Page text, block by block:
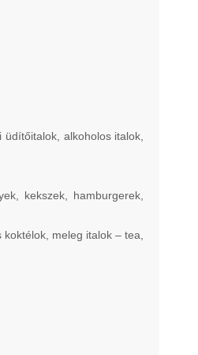
alkoholos italok,
kekszek, hamburgerek,
meleg italok – tea,